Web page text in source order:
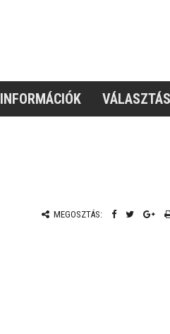
INFORMÁCIÓK
MEGOSZTÁS: